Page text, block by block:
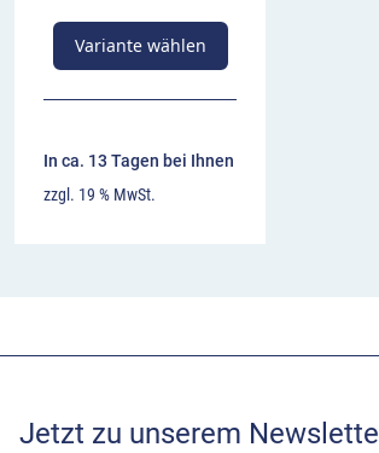
Variante wählen
In ca. 13 Tagen bei Ihnen
zzgl. 19 % MwSt.
Jetzt zu unserem